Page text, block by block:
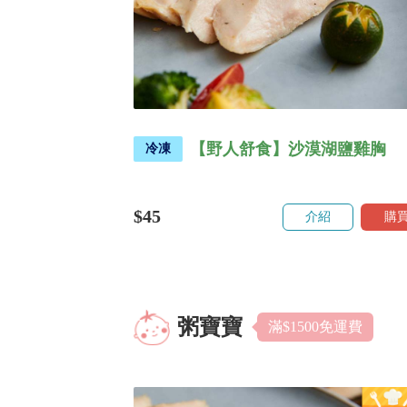
冷凍 【野人舒食】沙漠湖鹽雞胸
$45 介紹 購
粥寶寶 滿$1500免運費